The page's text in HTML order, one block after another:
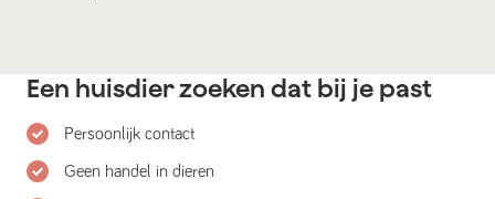
Een huisdier zoeken dat bij je past
Persoonlijk contact
Geen handel in dieren